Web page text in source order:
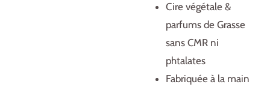
Cire végétale &
parfums de Grasse
sans CMR ni
phtalates
Fabriquée à la main